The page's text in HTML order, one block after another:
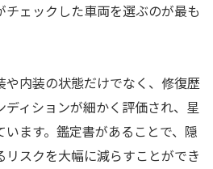
ェックした車両を選ぶのが最も
や内装の状態だけでなく、修復歴
ィションが細かく評価され、星
ます。鑑定書があることで、隠
スクを大幅に減らすことができ